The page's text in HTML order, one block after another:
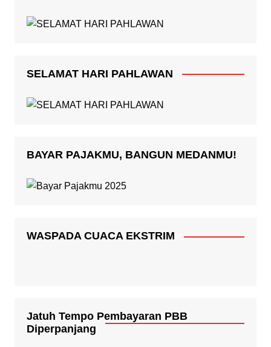
SELAMAT HARI PAHLAWAN
BAYAR PAJAKMU, BANGUN MEDANMU!
WASPADA CUACA EKSTRIM
Jatuh Tempo Pembayaran PBB
Diperpanjang